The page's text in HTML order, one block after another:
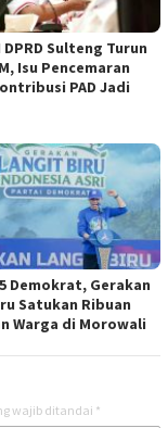
Sulteng Turun
Isu Pencemaran
PAD Jadi
Demokrat, Gerakan
Satukan Ribuan
Warga di Morowali
wajib ditandai *